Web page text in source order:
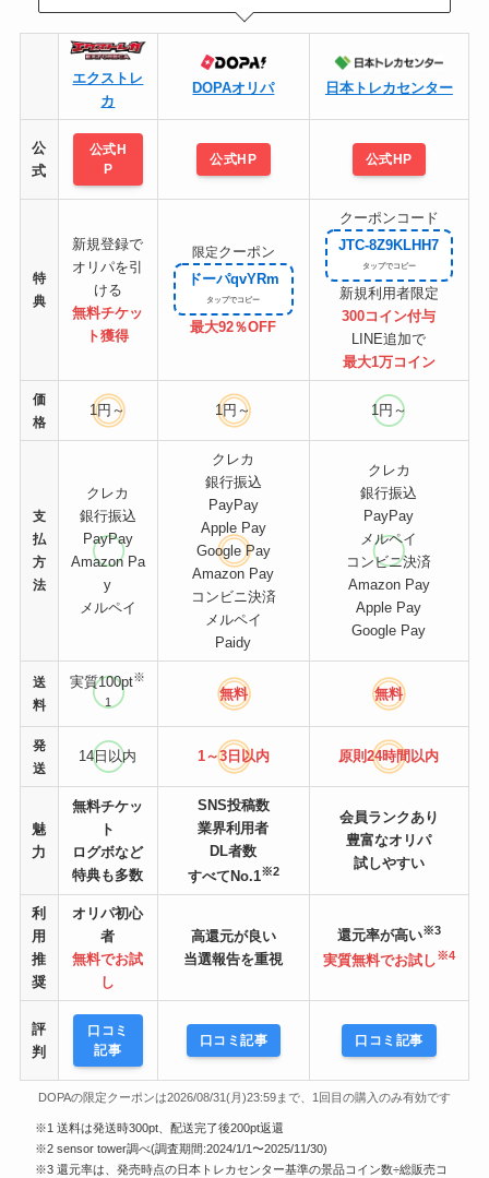
エクストレ
カ
DOPAオリパ 日本トレカセンター
公
式
公式H
P
公式HP 公式HP
特
典
新規登録で
オリパを引
ける
無料チケッ
ト獲得
限定クーポン
ドーパqvYRm
最大92％OFF
クーポンコード
JTC-8Z9KLHH7
新規利用者限定
300コイン付与
LINE追加で
最大1万コイン
価
格
1円～ 1円～ 1円～
支
払
方
法
クレカ
銀行振込
PayPay
Amazon Pa
y
メルペイ
クレカ
銀行振込
PayPay
Apple Pay
Google Pay
Amazon Pay
コンビニ決済
メルペイ
Paidy
クレカ
銀行振込
PayPay
メルペイ
コンビニ決済
Amazon Pay
Apple Pay
Google Pay
送
料
実質100pt※
1
無料 無料
発
送
14日以内 1～3日以内 原則24時間以内
魅
力
無料チケッ
ト
ログボなど
特典も多数
SNS投稿数
業界利用者
DL者数
すべてNo.1※2
会員ランクあり
豊富なオリパ
試しやすい
利
用
推
奨
オリパ初心
者
無料でお試
し
高還元が良い
当選報告を重視
還元率が高い※3
実質無料でお試し※4
評
判
口コミ
記事
口コミ記事 口コミ記事
DOPAの限定クーポンは2026/08/31(月)23:59まで、1回目の購入のみ有効です
※1 送料は発送時300pt、配送完了後200pt返還
※2 sensor tower調べ(調査期間:2024/1/1〜2025/11/30)
※3 還元率は、発売時点の日本トレカセンター基準の景品コイン数÷総販売コ